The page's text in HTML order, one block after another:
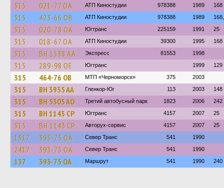
315 021-77 ОА АТП Киностудии 978388 1989 168
315 423-66 ОВ АТП Киностудии 978388 1989
315 020-78 ОА Югтранс 225159 1991 25
315 018-67 ОА АТП Киностудии 39300 1995 168
315 BH 1538 AA Экспресс 81553 1998
315 289-98 ОЕ Югтранс 1999 129
315 464-76 ОВ МТП «Черноморск» 375 2003
315 BH 3935 AA Гленкор-Юг 113 2003 148
315 BH 5305 AO Третий автобусный парк 1823 2006 242
315 BH 1143 CP Югтранс 4157 2007 25
315 BH 1143 CP Авторух-сервис 4157 2007 25
1317 393-75 ОА Север Транс 541 1990
2417 393-75 ОА Север Транс 541 1990
137 393-75 ОА Маршрут 541 1990 240